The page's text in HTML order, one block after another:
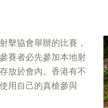
擊協會舉辦的比賽，
賽者必先參加本地射
放於會內。香港有不
用自己的真槍參與